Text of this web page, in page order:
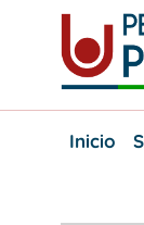
content
Noticias
Inicio